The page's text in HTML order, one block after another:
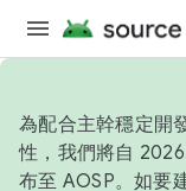
為配合主幹穩定開
性，我們將自
布至 AOSP。如要